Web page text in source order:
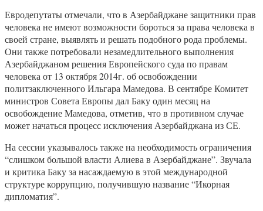
Евродепутаты отмечали, что в Азербайджане защитники прав
человека не имеют возможности бороться за права человека в
своей стране, выявлять и решать подобного рода проблемы.
Они также потребовали незамедлительного выполнения
Азербайджаном решения Европейского суда по правам
человека от 13 октября 2014г. об освобождении
политзаключенного Ильгара Мамедова. В сентябре Комитет
министров Совета Европы дал Баку один месяц на
освобождение Мамедова, отметив, что в противном случае
может начаться процесс исключения Азербайджана из СЕ.
На сессии указывалось также на необходимость ограничения
“слишком большой власти Алиева в Азербайджане”. Звучала
и критика Баку за насаждаемую в этой международной
структуре коррупцию, получившую название “Икорная
дипломатия”.